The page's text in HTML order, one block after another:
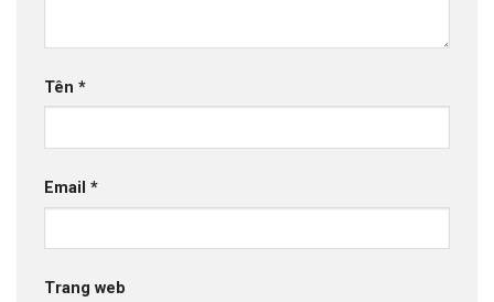
Tên *
Email *
Trang web